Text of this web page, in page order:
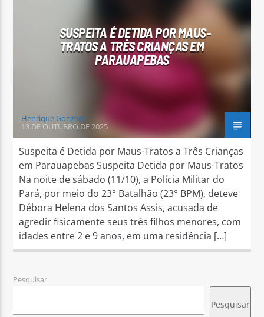
SUSPEITA É DETIDA POR MAUS-
TRATOS A TRÊS CRIANÇAS EM
PARAUAPEBAS
Henrique Gonzaga
13 DE OUTUBRO DE 2025
Suspeita é Detida por Maus-Tratos a Três Crianças
em Parauapebas Suspeita Detida por Maus-Tratos
Na noite de sábado (11/10), a Polícia Militar do
Pará, por meio do 23° Batalhão (23° BPM), deteve
Débora Helena dos Santos Assis, acusada de
agredir fisicamente seus três filhos menores, com
idades entre 2 e 9 anos, em uma residência […]
Pesquisar
Pesquisar